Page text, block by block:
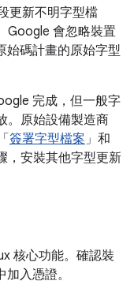
更新不明字型檔
Google 會忽略裝置
始碼計畫的原始字型
完成，但一般字
。原始設備製造商
簽署字型檔案」和
，安裝其他字型更新
核心功能。確認裝
入憑證。